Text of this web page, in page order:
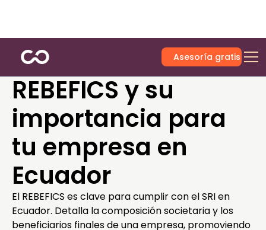
Asesoría gratis
REBEFICS y su
importancia para
tu empresa en
Ecuador
El REBEFICS es clave para cumplir con el SRI en
Ecuador. Detalla la composición societaria y los
beneficiarios finales de una empresa, promoviendo